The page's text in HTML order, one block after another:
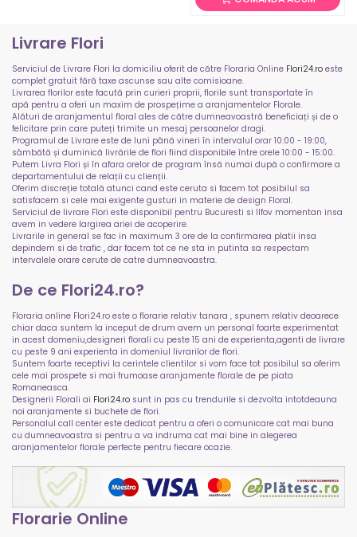
Livrare Flori
Serviciul de Livrare Flori la domiciliu oferit de către Floraria Online Flori24.ro este
complet gratuit fără taxe ascunse sau alte comisioane.
Livrarea florilor este facută prin curieri proprii, florile sunt transportate în
apă pentru a oferi un maxim de prospețime a aranjamentelor Florale.
Alături de aranjamentul floral ales de către dumneavoastră beneficiați și de o
felicitare prin care puteți trimite un mesaj persoanelor dragi.
Programul de Livrare este de luni până vineri în intervalul orar 10:00 - 19:00,
sâmbătă și duminică livrările de flori fiind disponibile între orele 10:00 - 15:00.
Putem Livra Flori și în afara orelor de program însă numai după o confirmare a
departamentului de relații cu clienții.
Oferim discreție totală atunci cand este ceruta si facem tot posibilul sa
satisfacem si cele mai exigente gusturi in materie de design Floral.
Serviciul de livrare Flori este disponibil pentru Bucuresti si Ilfov momentan insa
avem in vedere largirea ariei de acoperire.
Livrarile in general se fac in maximum 3 ore de la confirmarea platii insa
depindem si de trafic , dar facem tot ce ne sta in putinta sa respectam
intervalele orare cerute de catre dumneavoastra.
De ce Flori24.ro?
Floraria online Flori24.ro este o florarie relativ tanara , spunem relativ deoarece
chiar daca suntem la inceput de drum avem un personal foarte experimentat
in acest domeniu,designeri florali cu peste 15 ani de experienta,agenti de livrare
cu peste 9 ani experienta in domeniul livrarilor de flori.
Suntem foarte receptivi la cerintele clientilor si vom face tot posibilul sa oferim
cele mai prospete si mai frumoase aranjamente florale de pe piata
Romaneasca.
Designerii Florali ai Flori24.ro sunt in pas cu trendurile si dezvolta intotdeauna
noi aranjamente si buchete de flori.
Personalul call center este dedicat pentru a oferi o comunicare cat mai buna
cu dumneavoastra si pentru a va indruma cat mai bine in alegerea
aranjamentelor florale perfecte pentru fiecare ocazie.
Florarie Online